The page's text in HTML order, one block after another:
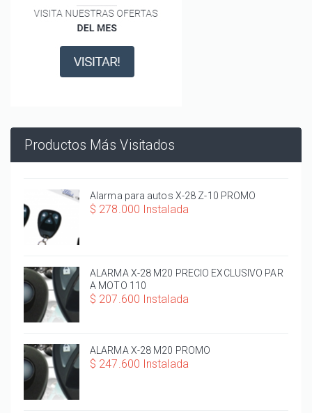
Productos Más Visitados
Alarma para autos X-28 Z-10 PROMO
$ 278.000 Instalada
ALARMA X-28 M20 PRECIO EXCLUSIVO PAR
A MOTO 110
$ 207.600 Instalada
ALARMA X-28 M20 PROMO
$ 247.600 Instalada